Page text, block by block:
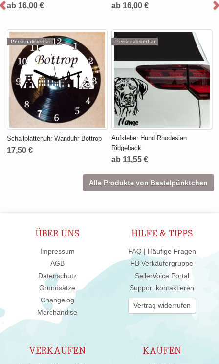
ab 16,00 € ab 16,00 €
Personalisierbar
Schallplattenuhr Wanduhr Bottrop
17,50 €
Personalisierbar
Aufkleber Hund Rhodesian
Ridgeback
ab 11,55 €
Alle Produkte von Bastelpünktchen
ÜBER UNS
Impressum
AGB
Datenschutz
Grundsätze
Changelog
Merchandise
HILFE & TIPPS
FAQ | Häufige Fragen
FB Verkäufergruppe
SellerVoice Portal
Support kontaktieren
Vertrag widerrufen
VERKAUFEN KAUFEN